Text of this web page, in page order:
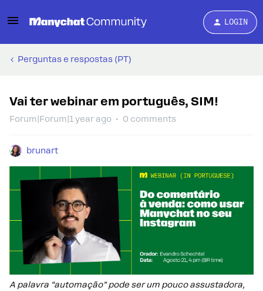
LOGIN
Perguntas e respostas (PT)
Vai ter webinar em português, SIM!
Forum|Forum|1 year ago 0 comments
brunart
A palavra “automação” pode ser um pouco assustadora,